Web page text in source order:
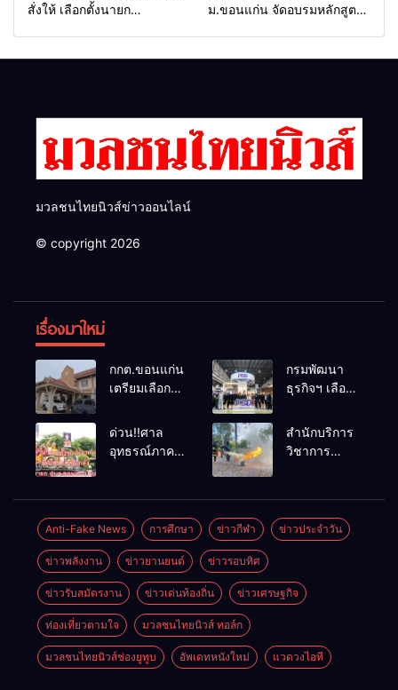
สั่งให้ เลือกตั้งนายก
ม.ขอนแก่น จัดอบรมหลักสูตร
มวลชนไทยนิวส์ข่าวออนไลน์
© copyright 2026
เรื่องมาใหม่
กกต.ขอนแก่น
เตรียมเลือกตั้ง
อบจ.ใหม่
ภายใน 60 วัน
ด้วยการ เปิด
ทั้งหมด พร้อม
ระบุ
“วัฒนา”ลง
สมัครได้
เพราะไม่มี
ความผิด และ
กกต.ยกคำร้อง
ไปแล้ว
กรมพัฒนา
ธุรกิจฯ เลือก
ผ่านการ
พัฒนาเข้า
Expo
Thailand by
Smart SME
รางวัล DBD
Award 2026
ด่วน!!ศาล
อุทธรณ์ภาค 4
ใหม่
สำนักบริการ
วิชาการ
เพลิงขั้นต้น”
ยกระดับ
หน้าที่ท้องถิ่น
รับมืออัคคีภัย
Anti-Fake News การศึกษา ข่าวกีฬา ข่าวประจำวัน
ข่าวพลังงาน ข่าวยานยนต์ ข่าวรอบทิศ
ข่าวรับสมัตรงาน ข่าวเด่นท้องถิ่น ข่าวเศรษฐกิจ
ท่องเที่ยวตามใจ มวลชนไทยนิวส์ ทอล์ก
มวลชนไทยนิวส์ช่องยูทูบ อัพเดทหนังใหม่ แวดวงไอที